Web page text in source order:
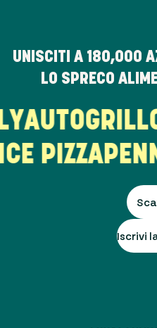
UNISCITI A 180,000
LO SPRECO
PIZZA
Iscrivi